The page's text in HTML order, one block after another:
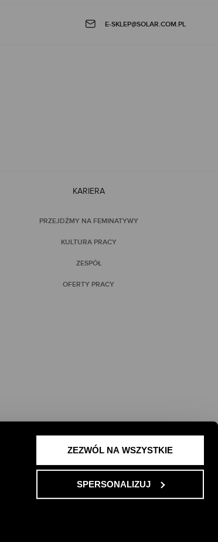
ZEZWÓL NA WSZYSTKIE
SPERSONALIZUJ
E-SKLEP@SOLAR.COM.PL
KARIERA
PRZEJDŹMY NA FEMINATYWY
KULTURA PRACY
ZESPÓŁ
OFERTY PRACY